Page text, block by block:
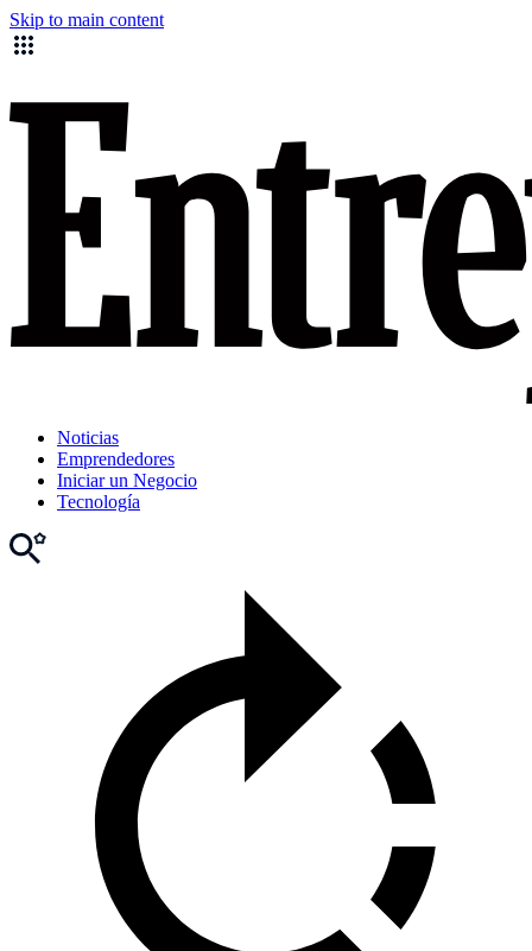
Skip to main content
Noticias
Emprendedores
Iniciar un Negocio
Tecnología